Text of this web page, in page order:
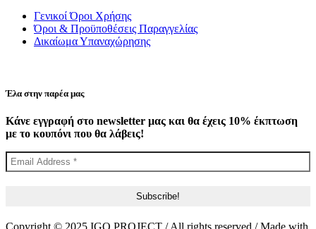
Γενικοί Όροι Χρήσης
Όροι & Προϋποθέσεις Παραγγελίας
Δικαίωμα Υπαναχώρησης
Έλα στην παρέα μας
Κάνε εγγραφή στο newsletter μας και θα έχεις 10% έκπτωση
με το κουπόνι που θα λάβεις!
Copyright © 2025 IGO PROJECT / All rights reserved / Made with